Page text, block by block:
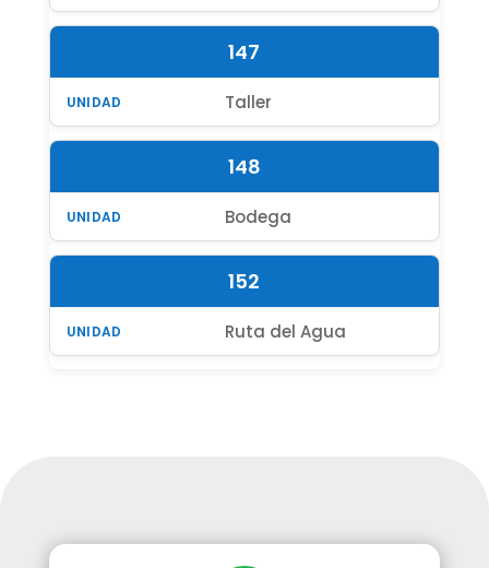
147
Taller
148
Bodega
152
Ruta del Agua